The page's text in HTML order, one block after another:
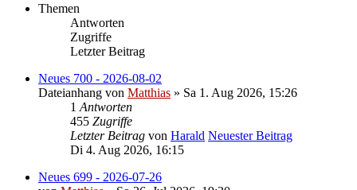
Themen
Antworten
Zugriffe
Letzter Beitrag
Neues 700 - 2026-08-02
Dateianhang von Matthias » Sa 1. Aug 2026, 15:26
1 Antworten
455 Zugriffe
Letzter Beitrag von Harald Neuester Beitrag
Di 4. Aug 2026, 16:15
Neues 699 - 2026-07-26